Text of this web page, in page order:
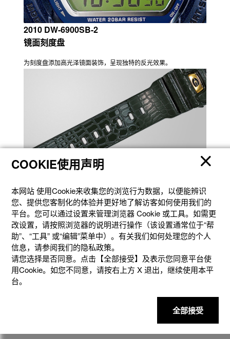
2010 DW-6900SB-2
镜面刻度盘
为刻度盘添加高光泽镜面装饰，呈现独特的反光效果。
3D 光泽表面处理
特殊的纹理工艺结合富有光泽感的色彩饰面，呈现宛如爬行动物表
皮的立体纹理感。
COOKIE使用声明
本网站 使⽤Cookie来收集您的浏览⾏为数据，以便能辨识
您、提供您客制化的体验并更好地了解访客如何使⽤我们的
平台。您可以通过设置来管理浏览器 Cookie 或⼯具。如需更
改设置，请按照浏览器的说明进⾏操作（该设置通常位于“帮
助”、“⼯具” 或“编辑”菜单中）。有关我们如何处理您的个⼈
信息，请参阅我们的隐私政策。
请您选择是否同意。点击【全部接受】及表示您同意平台使
用Cookie。如您不同意，请按右上⽅ X 退出，继续使⽤本平
台。
全部接受